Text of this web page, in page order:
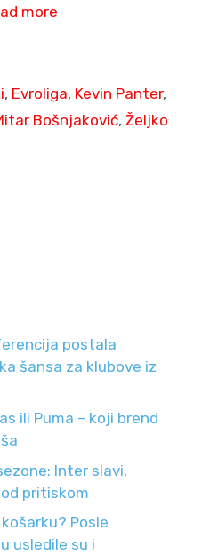
more
, Evroliga, Kevin Panter,
Bošnjaković, Željko
postala
šansa za klubove iz
ili Puma – koji brend
Inter slavi,
pritiskom
Posle
usledile su i